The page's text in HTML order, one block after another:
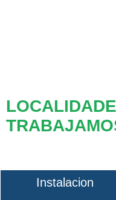
Instalacion